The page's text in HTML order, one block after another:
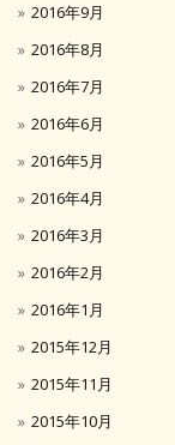
2016年9月
2016年8月
2016年7月
2016年6月
2016年5月
2016年4月
2016年3月
2016年2月
2016年1月
2015年12月
2015年11月
2015年10月